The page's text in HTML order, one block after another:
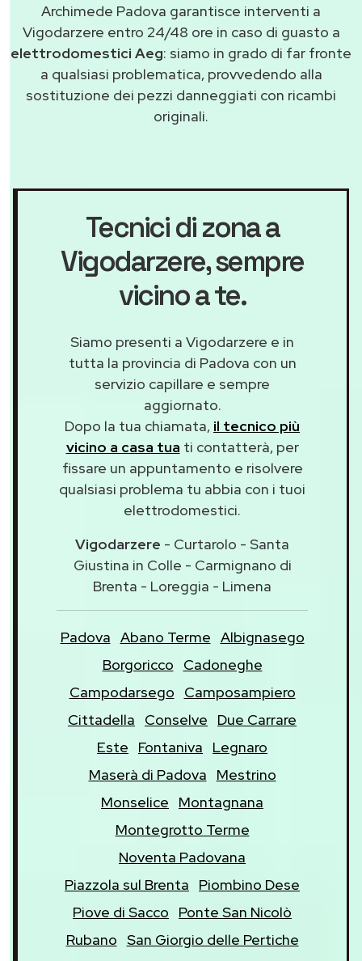
Archimede Padova garantisce interventi a
Vigodarzere entro 24/48 ore in caso di guasto a
elettrodomestici Aeg: siamo in grado di far fronte
a qualsiasi problematica, provvedendo alla
sostituzione dei pezzi danneggiati con ricambi
originali.
Tecnici di zona a
Vigodarzere, sempre
vicino a te.
Siamo presenti a Vigodarzere e in
tutta la provincia di Padova con un
servizio capillare e sempre
aggiornato.
Dopo la tua chiamata, il tecnico più
vicino a casa tua ti contatterà, per
fissare un appuntamento e risolvere
qualsiasi problema tu abbia con i tuoi
elettrodomestici.
Vigodarzere - Curtarolo - Santa
Giustina in Colle - Carmignano di
Brenta - Loreggia - Limena
Padova Abano Terme Albignasego
Borgoricco
Cadoneghe
Campodarsego
Camposampiero
Cittadella
Conselve
Due Carrare
Este
Fontaniva
Legnaro
Maserà di Padova
Mestrino
Monselice
Montagnana
Montegrotto Terme
Noventa Padovana
Piazzola sul Brenta
Piombino Dese
Piove di Sacco
Ponte San Nicolò
Rubano San Giorgio delle Pertiche